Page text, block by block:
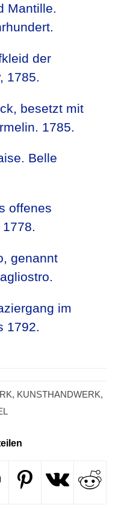
Mantille.
der
1785.
besetzt mit
1785.
Belle
offenes
genannt
im
1792.
, KUNSTHANDWERK,